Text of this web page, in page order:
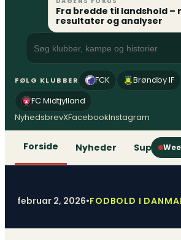
Fra bredde til landshold –
resultater og analyser
FØLG KLUBBER FCK Brøndby IF
FC Midtjylland
NyhedsbrevXFacebookInstagram
Forside Nyheder Superliga
februar 2, 2026•FODBOLD I